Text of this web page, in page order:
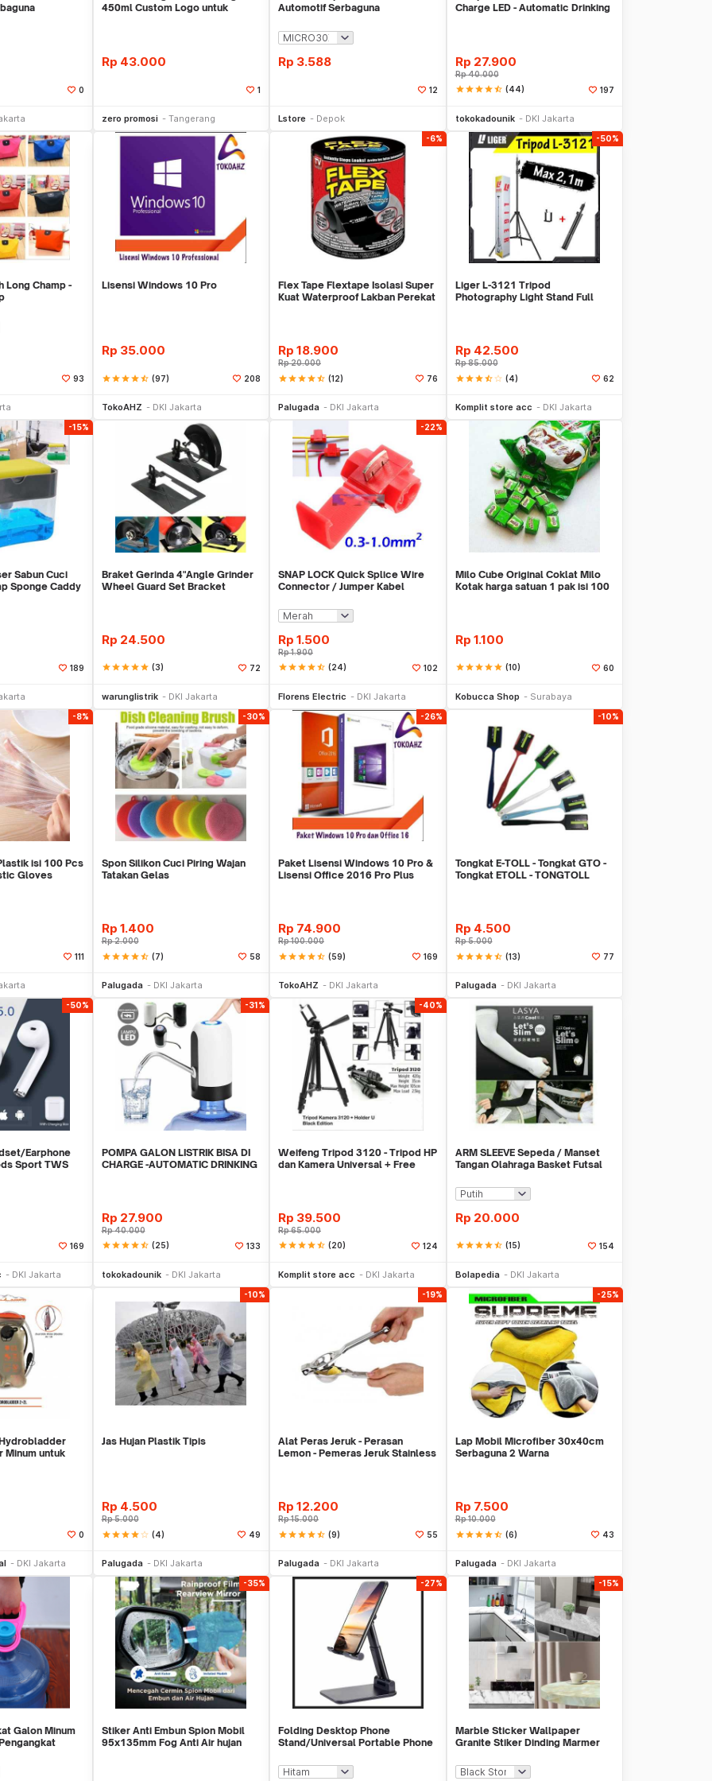
0
450ml Custom Logo untuk
Rp 43.000
1
zero promosi Tangerang
Automotif Serbaguna
Rp 3.588
12
Lstore Depok
Charge LED - Automatic Drinking
Rp 27.900
Rp40.000
starstarstarstarstar_half (44) 197
tokokadounik DKI Jakarta
Long Champ -
93
Lisensi Windows 10 Pro
Rp 35.000
starstarstarstarstar_half (97) 208
TokoAHZ DKI Jakarta
-6%
Flex Tape Flextape Isolasi Super
Kuat Waterproof Lakban Perekat
Rp 18.900
Rp20.000
starstarstarstarstar_half (12) 76
Palugada DKI Jakarta
-50%
Liger L-3121 Tripod
Photography Light Stand Full
Rp 42.500
Rp85.000
starstarstarstar_halfstar_border (4) 62
Komplit store acc DKI Jakarta
-15%
Sabun Cuci
Sponge Caddy
189
Braket Gerinda 4"Angle Grinder
Wheel Guard Set Bracket
Rp 24.500
starstarstarstarstar (3) 72
warunglistrik DKI Jakarta
-22%
SNAP LOCK Quick Splice Wire
Connector / Jumper Kabel
Rp 1.500
Rp1.900
starstarstarstarstar_half (24) 102
Florens Electric DKI Jakarta
Milo Cube Original Coklat Milo
Kotak harga satuan 1 pak isi 100
Rp 1.100
starstarstarstarstar (10) 60
Kobucca Shop Surabaya
-8%
isi 100 Pcs
Gloves
111
-30%
Spon Silikon Cuci Piring Wajan
Tatakan Gelas
Rp 1.400
Rp2.000
starstarstarstarstar_half (7) 58
Palugada DKI Jakarta
-26%
Paket Lisensi Windows 10 Pro &
Lisensi Office 2016 Pro Plus
Rp 74.900
Rp100.000
starstarstarstarstar_half (59) 169
TokoAHZ DKI Jakarta
-10%
Tongkat E-TOLL - Tongkat GTO -
Tongkat ETOLL - TONGTOLL
Rp 4.500
Rp5.000
starstarstarstarstar_half (13) 77
Palugada DKI Jakarta
-50%
Earphone
Sport TWS
169
DKI Jakarta
-31%
POMPA GALON LISTRIK BISA DI
CHARGE -AUTOMATIC DRINKING
Rp 27.900
Rp40.000
starstarstarstarstar_half (25) 133
tokokadounik DKI Jakarta
-40%
Weifeng Tripod 3120 - Tripod HP
dan Kamera Universal + Free
Rp 39.500
Rp65.000
starstarstarstarstar_half (20) 124
Komplit store acc DKI Jakarta
ARM SLEEVE Sepeda / Manset
Tangan Olahraga Basket Futsal
Rp 20.000
starstarstarstarstar_half (15) 154
Bolapedia DKI Jakarta
Minum untuk
0
DKI Jakarta
-10%
Jas Hujan Plastik Tipis
Rp 4.500
Rp5.000
starstarstarstarstar_border (4) 49
Palugada DKI Jakarta
-19%
Alat Peras Jeruk - Perasan
Lemon - Pemeras Jeruk Stainless
Rp 12.200
Rp15.000
starstarstarstarstar_half (9) 55
Palugada DKI Jakarta
-25%
Lap Mobil Microfiber 30x40cm
Serbaguna 2 Warna
Rp 7.500
Rp10.000
starstarstarstarstar_half (6) 43
Palugada DKI Jakarta
Galon Minum
-35%
Stiker Anti Embun Spion Mobil
95x135mm Fog Anti Air hujan
-27%
Folding Desktop Phone
Stand/Universal Portable Phone
-15%
Marble Sticker Wallpaper
Granite Stiker Dinding Marmer